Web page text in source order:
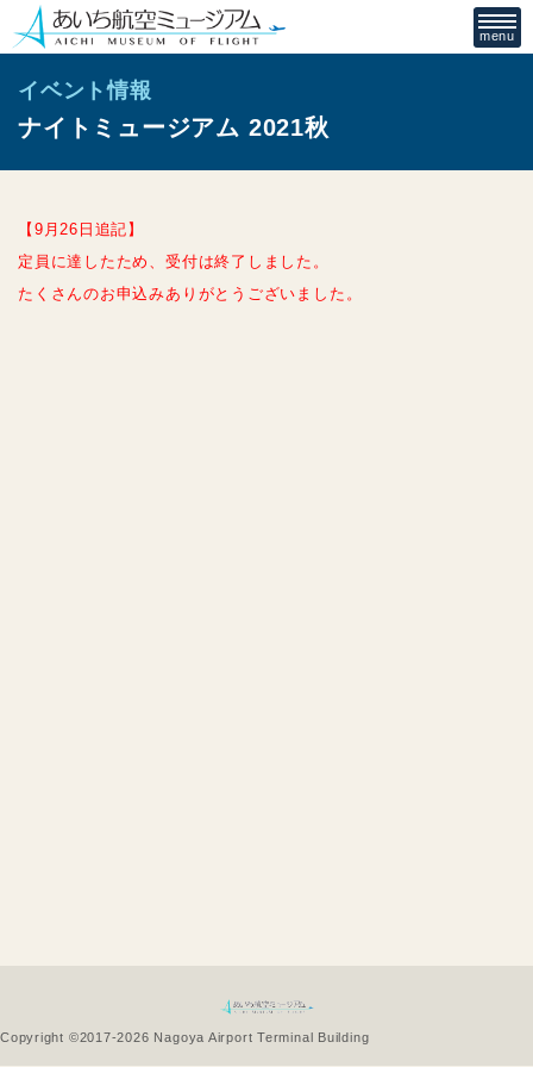
イベント情報
ナイトミュージアム 2021秋
【9月26日追記】
定員に達したため、受付は終了しました。
たくさんのお申込みありがとうございました。
Copyright ©2017-2026 Nagoya Airport Terminal Building